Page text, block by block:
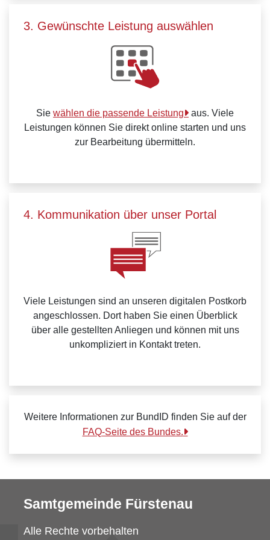
3. Gewünschte Leistung auswählen
Sie wählen die passende Leistung
aus. Viele
Leistungen können Sie direkt online starten und uns
zur Bearbeitung übermitteln.
4. Kommunikation über unser Portal
Viele Leistungen sind an unseren digitalen Postkorb
angeschlossen. Dort haben Sie einen Überblick
über alle gestellten Anliegen und können mit uns
unkompliziert in Kontakt treten.
Weitere Informationen zur BundID finden Sie auf der
FAQ-Seite des Bundes.
Samtgemeinde Fürstenau
Alle Rechte vorbehalten